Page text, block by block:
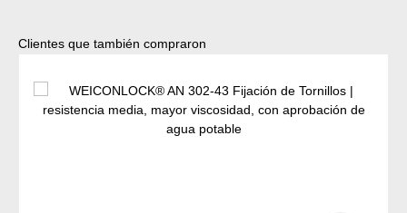
Omitir la galería de productos
Clientes que también compraron